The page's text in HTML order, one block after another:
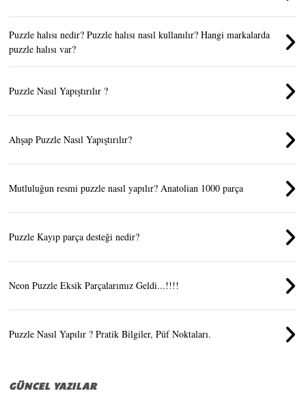
Puzzle halısı nedir? Puzzle halısı nasıl kullanılır? Hangi markalarda
puzzle halısı var?
Puzzle Nasıl Yapıştırılır ?
Ahşap Puzzle Nasıl Yapıştırılır?
Mutluluğun resmi puzzle nasıl yapılır? Anatolian 1000 parça
Puzzle Kayıp parça desteği nedir?
Neon Puzzle Eksik Parçalarımız Geldi...!!!!
Puzzle Nasıl Yapılır ? Pratik Bilgiler, Püf Noktaları.
GÜNCEL YAZILAR